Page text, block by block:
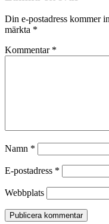
Din e-postadress kommer
märkta *
Kommentar *
Namn *
E-postadress *
Webbplats